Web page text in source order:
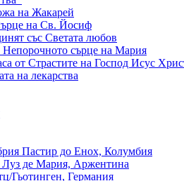
на Жакарей
на Св. Йосиф
със Светата любов
сърце на Мария
от Страстите на Господ Исус
на лекарства
Пастир до Енох, Колумбия
Луз де Мария, Аржентина
Гьотинген, Германия